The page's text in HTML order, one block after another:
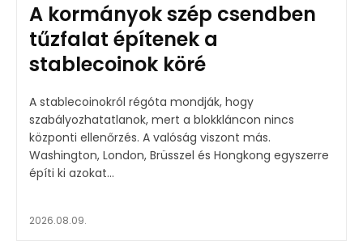
A kormányok szép csendben
tűzfalat építenek a
stablecoinok köré
A stablecoinokról régóta mondják, hogy
szabályozhatatlanok, mert a blokkláncon nincs
központi ellenőrzés. A valóság viszont más.
Washington, London, Brüsszel és Hongkong egyszerre
építi ki azokat...
2026.08.09.